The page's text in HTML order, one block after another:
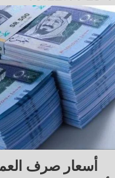
أسعار صرف